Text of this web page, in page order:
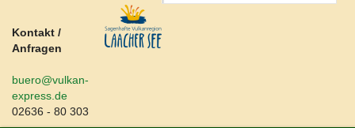
Kontakt /
Anfragen
buero@vulkan-
express.de
02636 - 80 303